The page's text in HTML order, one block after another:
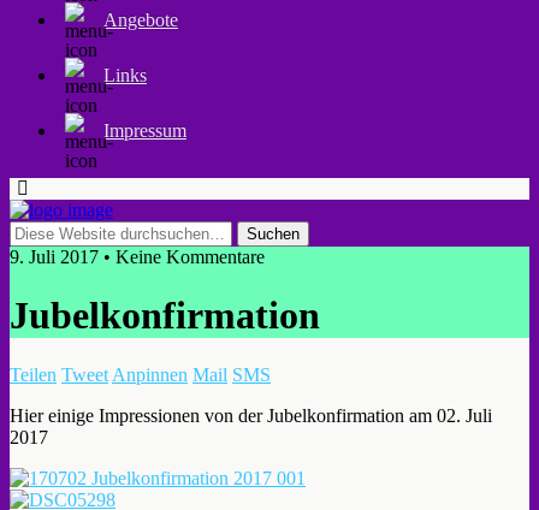
Angebote
Links
Impressum
9. Juli 2017 • Keine Kommentare
Jubelkonfirmation
Teilen Tweet Anpinnen Mail SMS
Hier einige Impressionen von der Jubelkonfirmation am 02. Juli
2017